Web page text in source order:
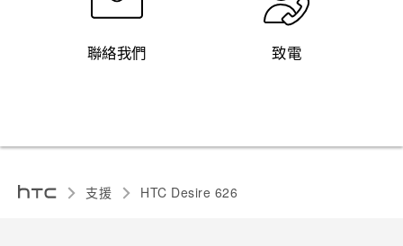
聯絡我們 致電
支援 HTC Desire 626‎